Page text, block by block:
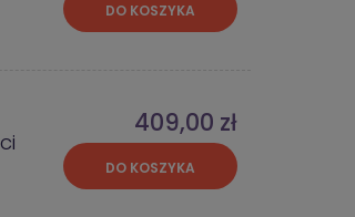
DO KOSZYKA
409,00 zł
DO KOSZYKA